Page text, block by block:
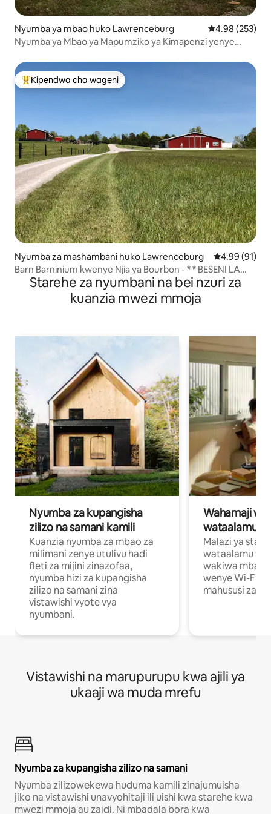
Nyumba ya mbao huko Lawrenceburg Ukadiriaji wa
4.98 (253)
Nyumba ya Mbao ya Mapumziko ya Kimapenzi yenye
Kipendwa maarufu cha wageni
Kipendwa cha wageni
Nyumba za mashambani huko Lawrenceburg Ukadiriaji wa
4.99 (91)
Barn Barninium kwenye Njia ya Bourbon - * * BESENI LA
MAJI MOTO * *
Starehe za nyumbani na bei nzuri za
kuanzia mwezi mmoja
Nyumba za kupangisha
zilizo na samani kamili
Kuanzia nyumba za mbao za
milimani zenye utulivu hadi
fleti za mijini zinazofaa,
nyumba hizi za kupangisha
zilizo na samani zina
vistawishi vyote vya
nyumbani.
Wahamaji
wataalamu
Malazi ya
wataalamu
wakiwa mbali
wenye Wi-Fi
mahususi za
Vistawishi na marupurupu kwa ajili ya
ukaaji wa muda mrefu
Nyumba za kupangisha zilizo na samani
Nyumba zilizowekewa huduma kamili zinajumuisha
jiko na vistawishi unavyohitaji ili uishi kwa starehe kwa
mwezi mmoja au zaidi. Ni mbadala bora kwa